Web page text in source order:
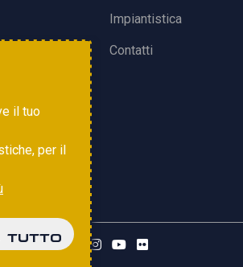
Impiantistica
Contatti
il tuo
per il
TUTTO